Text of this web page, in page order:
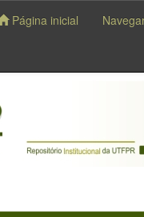
Página inicial